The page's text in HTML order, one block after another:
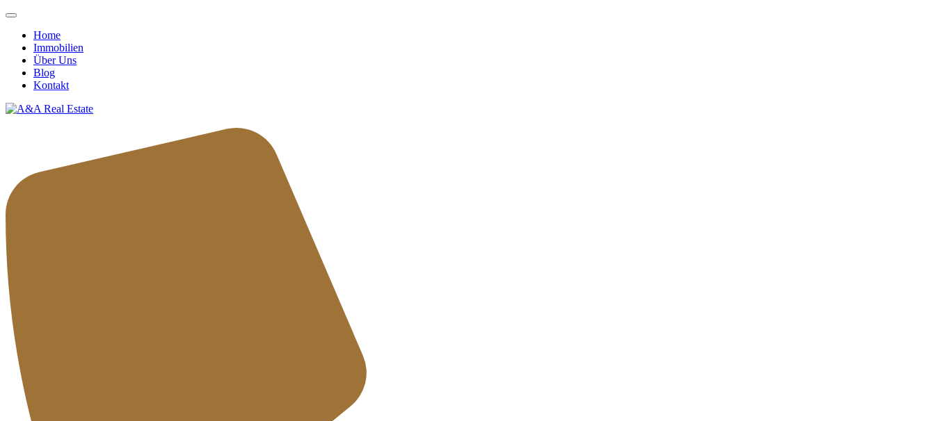
Home
Immobilien
Über Uns
Blog
Kontakt